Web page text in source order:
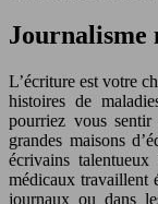
Journalisme
L’écriture est votre
histoires de
pourriez vous
grandes maisons
écrivains
médicaux travaillent
journaux ou dans